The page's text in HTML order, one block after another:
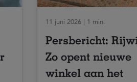
11 juni 2026 | 1 min.
Persbericht:
Zo opent nieuwe
winkel aan het